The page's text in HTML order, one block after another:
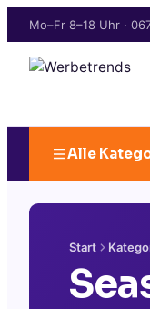
Mo–Fr 8–18 Uhr ·
Alle
Start